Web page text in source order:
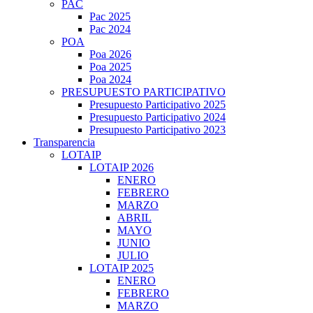
PAC
Pac 2025
Pac 2024
POA
Poa 2026
Poa 2025
Poa 2024
PRESUPUESTO PARTICIPATIVO
Presupuesto Participativo 2025
Presupuesto Participativo 2024
Presupuesto Participativo 2023
Transparencia
LOTAIP
LOTAIP 2026
ENERO
FEBRERO
MARZO
ABRIL
MAYO
JUNIO
JULIO
LOTAIP 2025
ENERO
FEBRERO
MARZO